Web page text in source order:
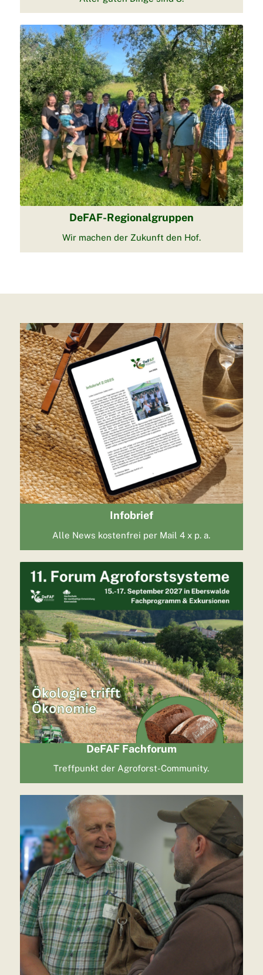
DeFAF-Regionalgruppen
Wir machen der Zukunft den Hof.
Infobrief
Alle News kostenfrei per Mail 4 x p. a.
DeFAF Fachforum
Treffpunkt der Agroforst-Community.